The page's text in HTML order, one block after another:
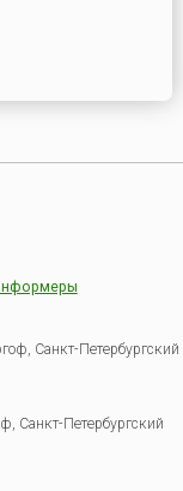
Санкт-Петербургский
Санкт-Петербургский